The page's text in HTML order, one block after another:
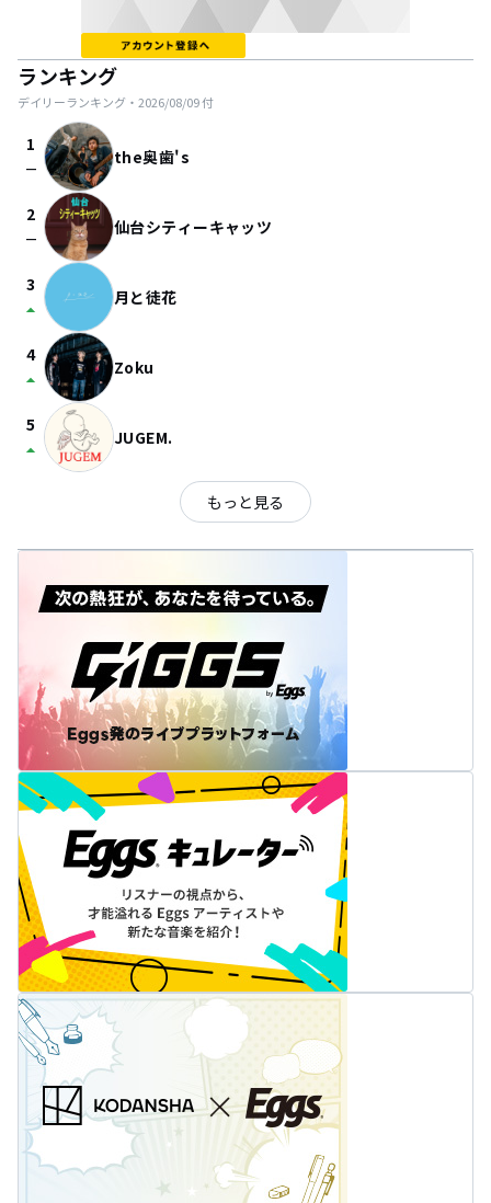
ランキング
デイリーランキング・ 2026/08/09付
1
check_indeterminate_small the奥歯's
2
check_indeterminate_small 仙台シティーキャッツ
3
arrow_drop_up 月と徒花
4
arrow_drop_up Zoku
5
arrow_drop_up JUGEM.
もっと見る